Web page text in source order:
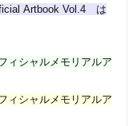
Artbook Vol.4 は
ィシャルメモリアルア
ィシャルメモリアルア